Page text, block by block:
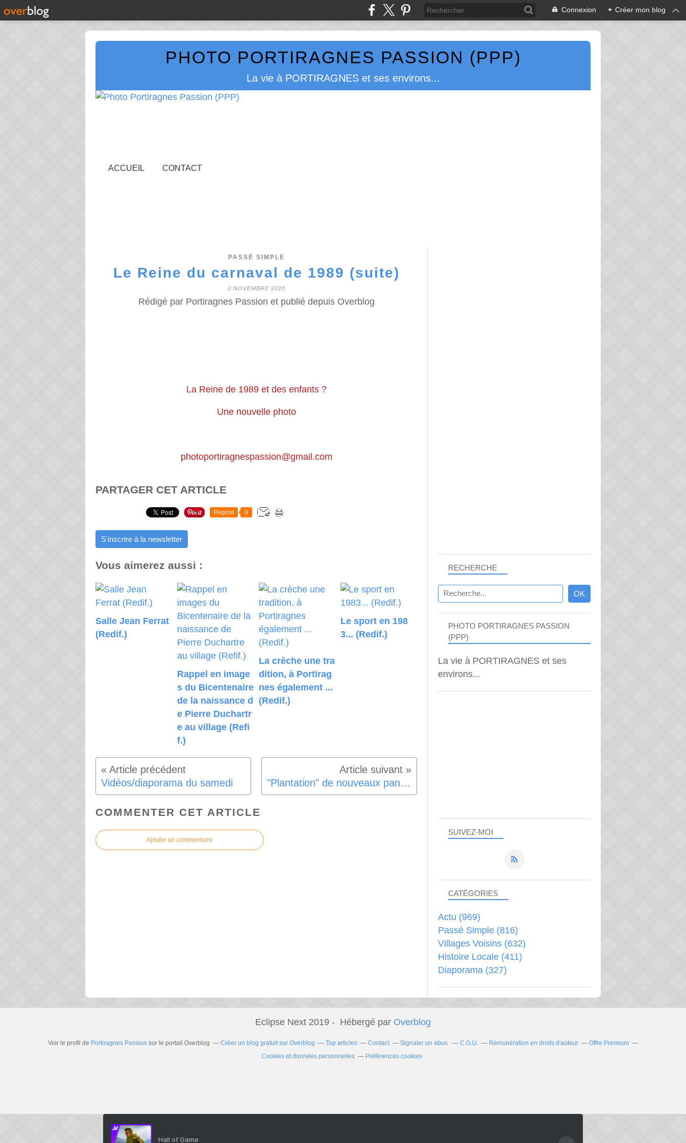
Connexion + Créer mon blog
PHOTO PORTIRAGNES PASSION (PPP)
La vie à PORTIRAGNES et ses environs...
ACCUEIL CONTACT
PASSÉ SIMPLE
Le Reine du carnaval de 1989 (suite)
2 NOVEMBRE 2020
Rédigé par Portiragnes Passion et publié depuis Overblog
La Reine de 1989 et des enfants ?
Une nouvelle photo
photoportiragnespassion@gmail.com
PARTAGER CET ARTICLE
Repost 0
S'inscrire à la newsletter
Vous aimerez aussi :
Salle Jean Ferrat
(Redif.)
Rappel en image
s du Bicentenaire
de la naissance d
e Pierre Duchartr
e au village (Refi
f.)
La crèche une tra
dition, à Portirag
nes également ...
(Redif.)
Le sport en 198
3... (Redif.)
Vidéos/diaporama du samedi "Plantation" de nouveaux panneaux de signalisation
COMMENTER CET ARTICLE
Ajouter un commentaire
SUIVEZ-MOI
RECHERCHE
PHOTO PORTIRAGNES PASSION
(PPP)
La vie à PORTIRAGNES et ses
environs...
CATÉGORIES
Actu (969)
Passé Simple (816)
Villages Voisins (632)
Histoire Locale (411)
Diaporama (327)
Eclipse Next 2019 - Hébergé par Overblog
Voir le profil de Portiragnes Passion sur le portail Overblog Créer un blog gratuit sur Overblog Top articles Contact Signaler un abus C.G.U. Rémunération en droits d'auteur
Offre Premium
Cookies et données personnelles
Préférences cookies
Hall of Game